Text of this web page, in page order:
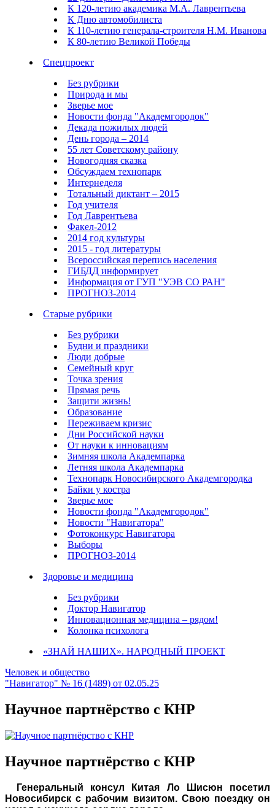
К 120-летию академика М.А. Лаврентьева
К Дню автомобилиста
К 110-летию генерала-строителя Н.М. Иванова
К 80-летию Великой Победы
Спецпроект
Без рубрики
Природа и мы
Зверье мое
Новости фонда "Академгородок"
Декада пожилых людей
День города – 2014
55 лет Советскому району
Новогодняя сказка
Обсуждаем технопарк
Интернеделя
Тотальный диктант – 2015
Год учителя
Год Лаврентьева
Факел-2012
2014 год культуры
2015 - год литературы
Всероссийская перепись населения
ГИБДД информирует
Информация от ГУП "УЭВ СО РАН"
ПРОГНОЗ-2014
Старые рубрики
Без рубрики
Будни и праздники
Люди добрые
Семейный круг
Точка зрения
Прямая речь
Защити жизнь!
Образование
Переживаем кризис
Дни Российской науки
От науки к инновациям
Зимняя школа Академпарка
Летняя школа Академпарка
Технопарк Новосибирского Академгородка
Байки у костра
Зверье мое
Новости фонда "Академгородок"
Новости "Навигатора"
Фотоконкурс Навигатора
Выборы
ПРОГНОЗ-2014
Здоровье и медицина
Без рубрики
Доктор Навигатор
Инновационная медицина – рядом!
Колонка психолога
«ЗНАЙ НАШИХ». НАРОДНЫЙ ПРОЕКТ
Человек и общество
"Навигатор" № 16 (1489) от 02.05.25
Научное партнёрство с КНР
Научное партнёрство с КНР
Генеральный консул Китая Ло Шисюн посетил
Новосибирск с рабочим визитом. Свою поездку он